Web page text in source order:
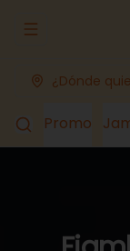
Abrir menu de
¿Dónde
Promo